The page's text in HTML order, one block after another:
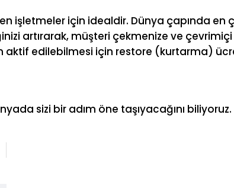
işletmeler için idealdir. Dünya çapında en
artırarak, müşteri çekmenize ve
aktif edilebilmesi için restore (kurtarma)
sizi bir adım öne taşıyacağını